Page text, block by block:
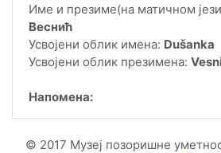
Име и презиме(на матичном
Веснић
Усвојени облик имена: Dušanka
Усвојени облик презимена:
Напомена:
© 2017 Музеј позоришне